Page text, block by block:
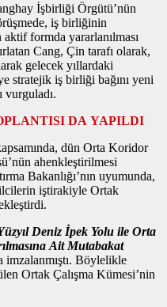
İşbirliği Örgütü’nün
iş birliğinin
formda yararlanılması
Cang, Çin tarafı olarak,
gelecek yıllardaki
stratejik iş birliği bağını yeni
vurguladı.
DA YAPILDI
dün Orta Koridor
ahenkleştirilmesi
Bakanlığı’nın uyumunda,
iştirakiyle Ortak
Deniz İpek Yolu ile Orta
Ait Mutabakat
imzalanmıştı. Böylelikle
Ortak Çalışma Kümesi’nin